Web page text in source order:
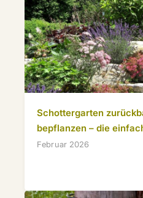
Schottergarten
bepflanzen – die
Februar 2026